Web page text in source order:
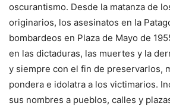
oscurantismo. Desde la matanza de
originarios, los asesinatos en la
bombardeos en Plaza de Mayo de
en las dictaduras, las muertes y la
y siempre con el fin de preservarlos,
pondera e idolatra a los victimarios.
sus nombres a pueblos, calles y